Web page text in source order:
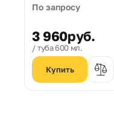
действием воды,
герметик-паста для
заполнения трещин,
швов в бетоне, а так
же вводов
коммуникаций.
По запросу
3 960руб.
туба 600 мл.